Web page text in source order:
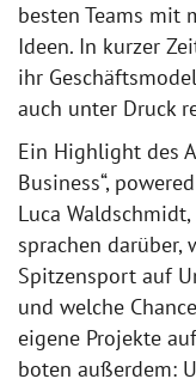
besten Teams mit
Ideen. In kurzer
ihr
auch unter Druck
Ein Highlight des
Business“,
Luca
sprachen darüber,
Spitzensport auf
und welche
eigene Projekte
boten außerdem: